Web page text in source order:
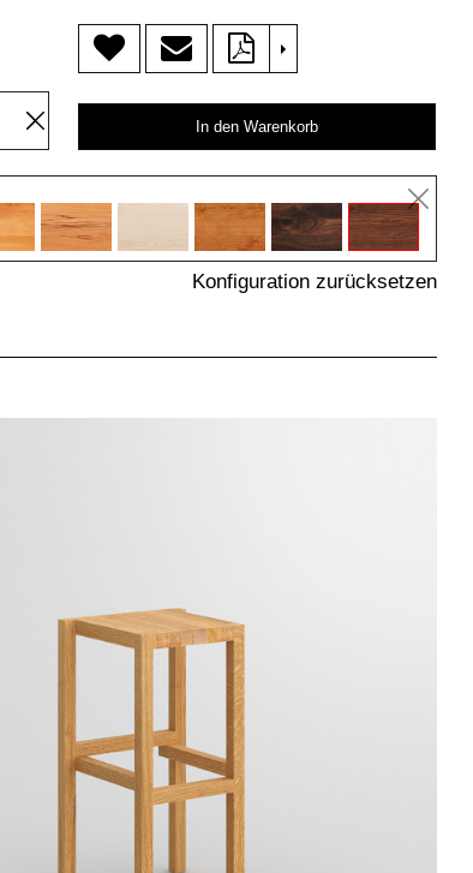
>
In den Warenkorb
Konfiguration zurücksetzen